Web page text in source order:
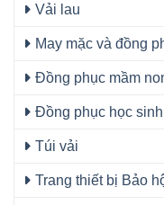
Vải lau
May mặc và đồng
Đồng phục mầm
Đồng phục học sinh
Túi vải
Trang thiết bị Bảo